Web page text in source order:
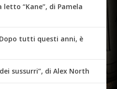
letto “Kane”, di Pamela
tutti questi anni, è
sussurri”, di Alex North